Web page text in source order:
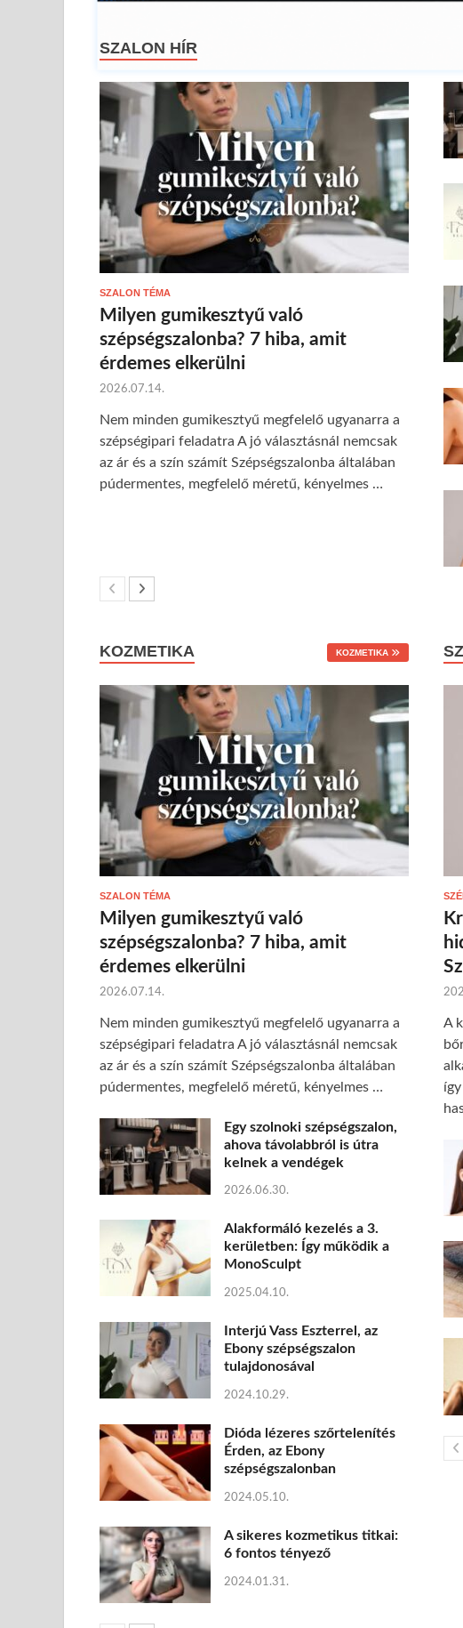
SZALON HÍR
SZALON TÉMA
Milyen gumikesztyű való
szépségszalonba? 7 hiba, amit
érdemes elkerülni
2026.07.14.
Nem minden gumikesztyű megfelelő ugyanarra a
szépségipari feladatra A jó választásnál nemcsak
az ár és a szín számít Szépségszalonba általában
púdermentes, megfelelő méretű, kényelmes …
KOZMETIKA KOZMETIKA
SZALON TÉMA
Milyen gumikesztyű való
szépségszalonba? 7 hiba, amit
érdemes elkerülni
2026.07.14.
Nem minden gumikesztyű megfelelő ugyanarra a
szépségipari feladatra A jó választásnál nemcsak
az ár és a szín számít Szépségszalonba általában
púdermentes, megfelelő méretű, kényelmes …
Egy szolnoki szépségszalon,
ahova távolabbról is útra
kelnek a vendégek
2026.06.30.
Alakformáló kezelés a 3.
kerületben: Így működik a
MonoSculpt
2025.04.10.
Interjú Vass Eszterrel, az
Ebony szépségszalon
tulajdonosával
2024.10.29.
Dióda lézeres szőrtelenítés
Érden, az Ebony
szépségszalonban
2024.05.10.
A sikeres kozmetikus titkai:
6 fontos tényező
2024.01.31.
A